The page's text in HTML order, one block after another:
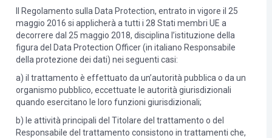
Il Regolamento sulla Data Protection, entrato in vigore il 25
maggio 2016 si applicherà a tutti i 28 Stati membri UE a
decorrere dal 25 maggio 2018, disciplina l’istituzione della
figura del Data Protection Officer (in italiano Responsabile
della protezione dei dati) nei seguenti casi:
a) il trattamento è effettuato da un’autorità pubblica o da un
organismo pubblico, eccettuate le autorità giurisdizionali
quando esercitano le loro funzioni giurisdizionali;
b) le attività principali del Titolare del trattamento o del
Responsabile del trattamento consistono in trattamenti che,